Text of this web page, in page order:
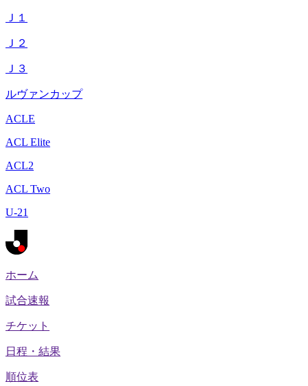
Ｊ１
Ｊ２
Ｊ３
ルヴァンカップ
ACLE
ACL Elite
ACL2
ACL Two
U-21
ホーム
試合速報
チケット
日程・結果
順位表